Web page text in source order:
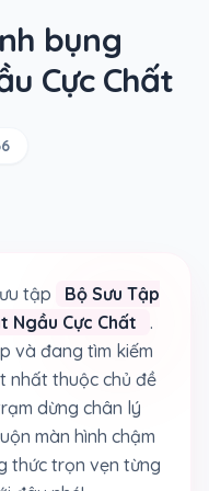
bụng
Cực Chất
tập
Bộ Sưu Tập
Ngầu Cực Chất
.
và đang tìm kiếm
nhất thuộc chủ đề
dừng chân lý
màn hình chậm
thức trọn vẹn từng